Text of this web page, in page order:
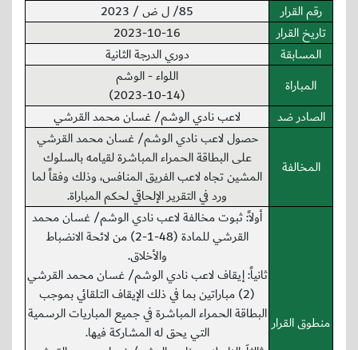
رقم القرار
85/ ل ض / 2023
تاريخ القرار
2023-10-16
المسابقة
دوري الدرجة الثانية
المباراة
اللواء - الوشم
(2023-10-14)
الصادر ضد
لاعب نادي الوشم/ غسان محمد القرشي
المخالفة
حصول لاعب نادي الوشم/ غسان محمد القرشي
على البطاقة الحمراء المباشرة لقيامه بالسلوك
المشين تجاه لاعب الفريق المنافس، وذلك وفقاً لما
ورد في التقرير الإلحاقي لحكم المباراة.
منطوق القرار
أولاً: ثبوت مخالفة لاعب نادي الوشم/ غسان محمد
القرشي للمادة (48-1-2) من لائحة الانضباط
والأخلاق.
ثانياً: إيقاف لاعب نادي الوشم/ غسان محمد القرشي
(2) مباراتين بما في ذلك الإيقاف التلقائي بموجب
البطاقة الحمراء المباشرة في جميع المباريات الرسمية
التي يحق له المشاركة فيها.